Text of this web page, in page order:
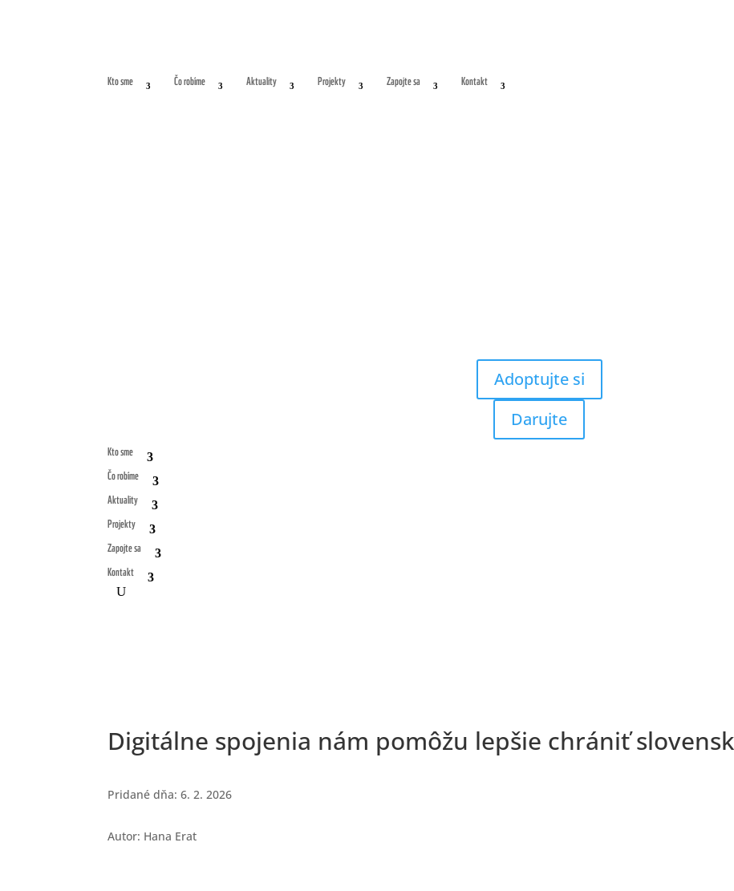
Kto sme Čo robíme Aktuality Projekty Zapojte sa Kontakt
Adoptujte si
Darujte
Kto sme
Čo robíme
Aktuality
Projekty
Zapojte sa
Kontakt
Digitálne spojenia nám pomôžu lepšie chrániť
Pridané dňa: 6. 2. 2026
Autor: Hana Erat